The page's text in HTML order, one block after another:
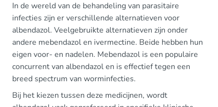
In de wereld van de behandeling van parasitaire
infecties zijn er verschillende alternatieven voor
albendazol. Veelgebruikte alternatieven zijn onder
andere mebendazol en ivermectine. Beide hebben hun
eigen voor- en nadelen. Mebendazol is een populaire
concurrent van albendazol en is effectief tegen een
breed spectrum van worminfecties.
Bij het kiezen tussen deze medicijnen, wordt